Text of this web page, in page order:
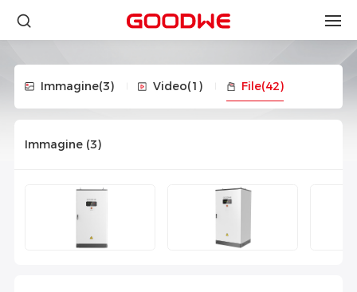
Immagine(3) Video(1) File(42)
Immagine (3)